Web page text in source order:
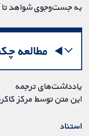
به جست‌وجوی شواهد تا آگوست
مطالعه
یادداشت‌های ترجمه
این متن توسط مرکز
استناد